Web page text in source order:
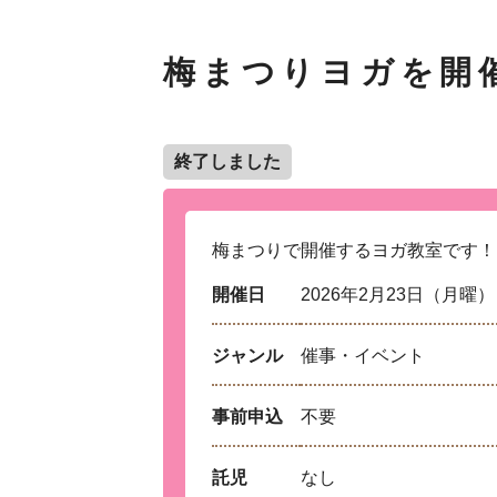
梅まつりヨガを開
終了しました
梅まつりで開催するヨガ教室です！
開催日 2026年2月23日（月曜）
ジャンル 催事・イベント
事前申込 不要
託児 なし